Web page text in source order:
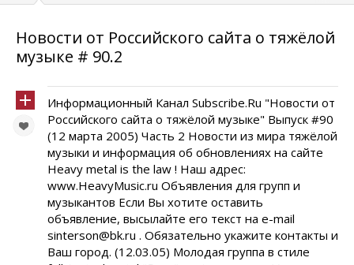
Новости от Российского сайта о тяжёлой
музыке # 90.2
Информационный Канал Subscribe.Ru "Новости от
Российского сайта о тяжёлой музыке" Выпуск #90
(12 марта 2005) Часть 2 Новости из мира тяжёлой
музыки и информация об обновлениях на сайте
Heavy metal is the law ! Наш адрес:
www.HeavyMusic.ru Объявления для групп и
музыкантов Если Вы хотите оставить
объявление, высылайте его текст на e-mail
sinterson@bk.ru . Обязательно укажите контакты и
Ваш город. (12.03.05) Молодая группа в стиле